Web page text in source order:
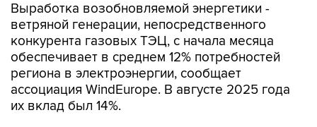
Выработка возобновляемой энергетики -
ветряной генерации, непосредственного
конкурента газовых ТЭЦ, с начала месяца
обеспечивает в среднем 12% потребностей
региона в электроэнергии, сообщает
ассоциация WindEurope. В августе 2025 года
их вклад был 14%.